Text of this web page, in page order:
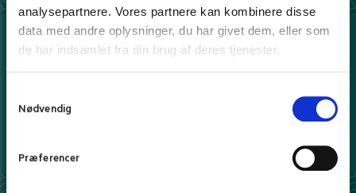
analysepartnere. Vores partnere kan kombinere disse
data med andre oplysninger, du har givet dem, eller som
de har indsamlet fra din brug af deres tjenester.
Nødvendig
Præferencer
Vi elsker tilfredse kunder
Fri fragt over 399 kr.
Danmarks bedste priser leveret til dig.